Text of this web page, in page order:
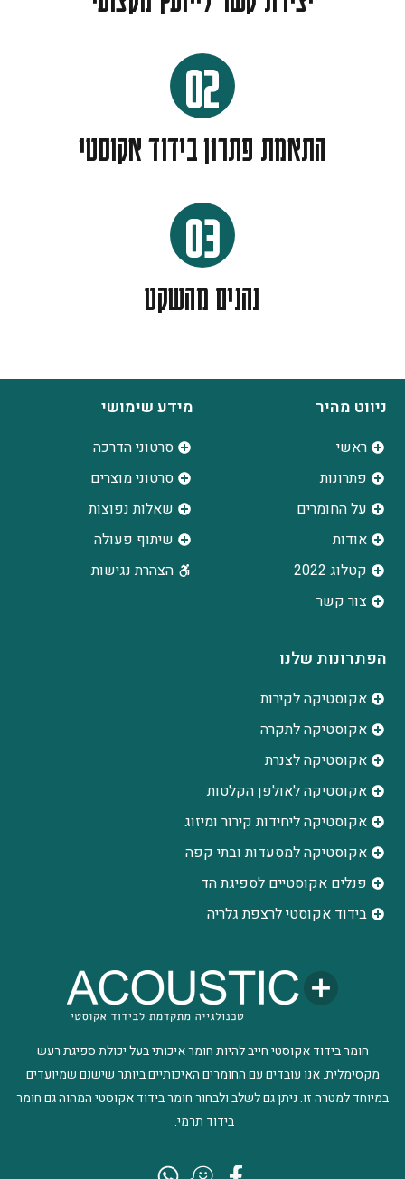
02
התאמת פתרון בידוד אקוסטי
03
נהנים מהשקט
חומר בידוד אקוסטי חייב להיות חומר איכותי בעל יכולת ספיגת רעש
מקסימלית. אנו עובדים עם החומרים האיכותיים ביותר שישנם שמיועדים
במיוחד למטרה זו. ניתן גם לשלב ולבחור חומר בידוד אקוסטי המהוה גם חומר
בידוד תרמי.
ניווט מהיר
ראשי
פתרונות
על החומרים
אודות
קטלוג 2022
צור קשר
מידע שימושי
סרטוני הדרכה
סרטוני מוצרים
שאלות נפוצות
שיתוף פעולה
הצהרת נגישות
הפתרונות שלנו
אקוסטיקה לקירות
אקוסטיקה לתקרה
אקוסטיקה לצנרת
אקוסטיקה לאולפן הקלטות
‫אקוסטיקה ליחידות קירור ומיזוג
אקוסטיקה למסעדות ובתי קפה
פנלים אקוסטיים לספיגת הד
בידוד אקוסטי לרצפת גלריה